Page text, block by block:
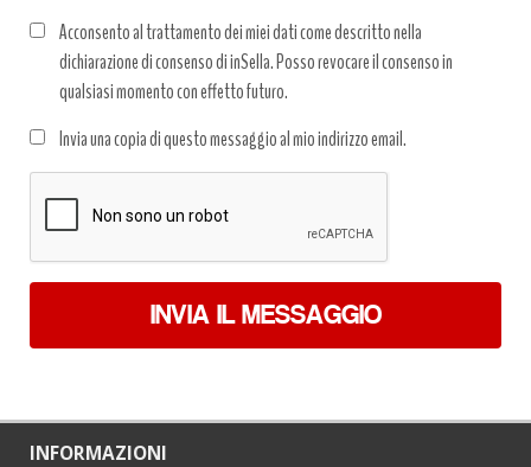
Acconsento al trattamento dei miei dati come descritto nella
dichiarazione di consenso di inSella. Posso revocare il consenso in
qualsiasi momento con effetto futuro.
dati
*
Invia una copia di questo messaggio al mio indirizzo email.
INVIA IL MESSAGGIO
INFORMAZIONI